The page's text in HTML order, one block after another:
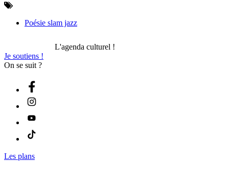
Poésie slam jazz
L'agenda culturel !
Je soutiens !
On se suit ?
Les plans